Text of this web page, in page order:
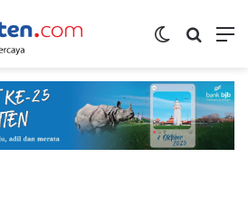
Switch skin